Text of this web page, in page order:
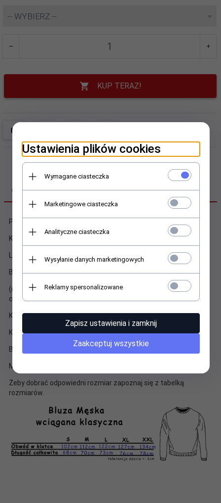
-- WYBIERZ --
KUP TERAZ!
OPIS PRODUKTU
Ponadczasowa i wygodna bluza wciągana.
Klasyczna zakończona ściągaczami.
Luźny fason zapewnia swobodę ruchów.
Bluzy wyróżniająca się wysoką jakością materiału
(miękki, przyjemny w dotyku 95% bawełna 5% elastan 280g
czesana )
Kolory są żywe i trwałe, nie odbarwiają się w praniu.
Każda bluza szyta jest na zamówienie.
Bluzy POLSKIE szyte wyłącznie dla LuckyStar.
Możliwość wyboru koloru i rozmiaru bluzy.
Żeby dobrać odpowiedni rozmiar zapoznaj się z tabelką
rozmiarów.
Ustawienia plików cookies
Wymagane ciasteczka
Marketingowe ciasteczka
Analityczne ciasteczka
Wysyłanie danych marketingowych
Reklamy spersonalizowane
Zapisz ustawienia i zamknij
Zaakceptuj wszystkie